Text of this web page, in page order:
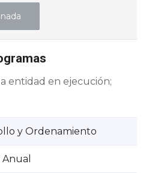
entidad en ejecución;
y Ordenamiento